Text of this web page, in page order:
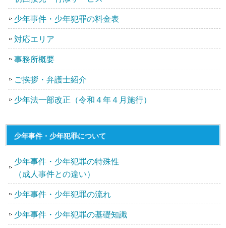
少年事件・少年犯罪の料金表
対応エリア
事務所概要
ご挨拶・弁護士紹介
少年法一部改正（令和４年４月施行）
少年事件・少年犯罪について
少年事件・少年犯罪の特殊性
（成人事件との違い）
少年事件・少年犯罪の流れ
少年事件・少年犯罪の基礎知識